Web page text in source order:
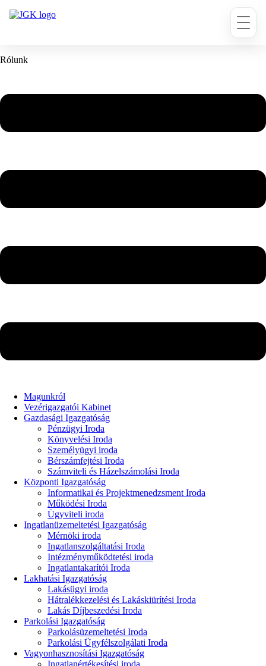
Rólunk
Magunkról
Vezérigazgatói Kabinet
Gazdasági Igazgatóság
Pénzügyi Iroda
Könyvelési Iroda
Személyügyi iroda
Bérszámfejtési Iroda
Számviteli és Házelszámolási Iroda
Központi Igazgatóság
Informatikai és Projektmenedzsment Iroda
Működési Iroda
Ügyviteli iroda
Ingatlanüzemeltetési Igazgatóság
Mérnöki iroda
Ingatlanszolgáltatási Iroda
Intézményműködtetési iroda
Ingatlantakarítói Iroda
Lakhatási Igazgatóság
Lakásügyi iroda
Hátralékkezelési és Lakáskiürítési Iroda
Lakás Díjbeszedési Iroda
Parkolási Igazgatóság
Parkolásüzemeltetési Iroda
Parkolási Ügyfélszolgálati Iroda
Vagyonhasznosítási Igazgatóság
Ingatlanértékesítési iroda